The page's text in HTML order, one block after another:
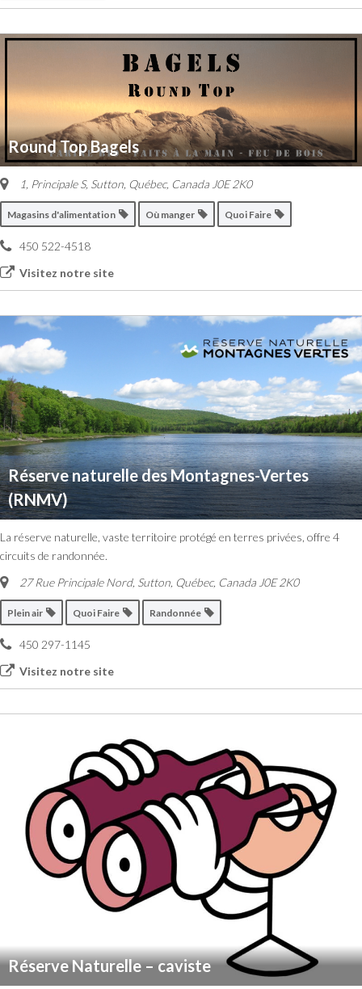
Round Top Bagels
1, Principale S, Sutton, Québec, Canada J0E 2K0
Magasins d'alimentation Où manger Quoi Faire
450 522-4518
Visitez notre site
Réserve naturelle des Montagnes-Vertes
(RNMV)
La réserve naturelle, vaste territoire protégé en terres privées, offre 4
circuits de randonnée.
27 Rue Principale Nord, Sutton, Québec, Canada J0E 2K0
Plein air Quoi Faire Randonnée
450 297-1145
Visitez notre site
Réserve Naturelle – caviste